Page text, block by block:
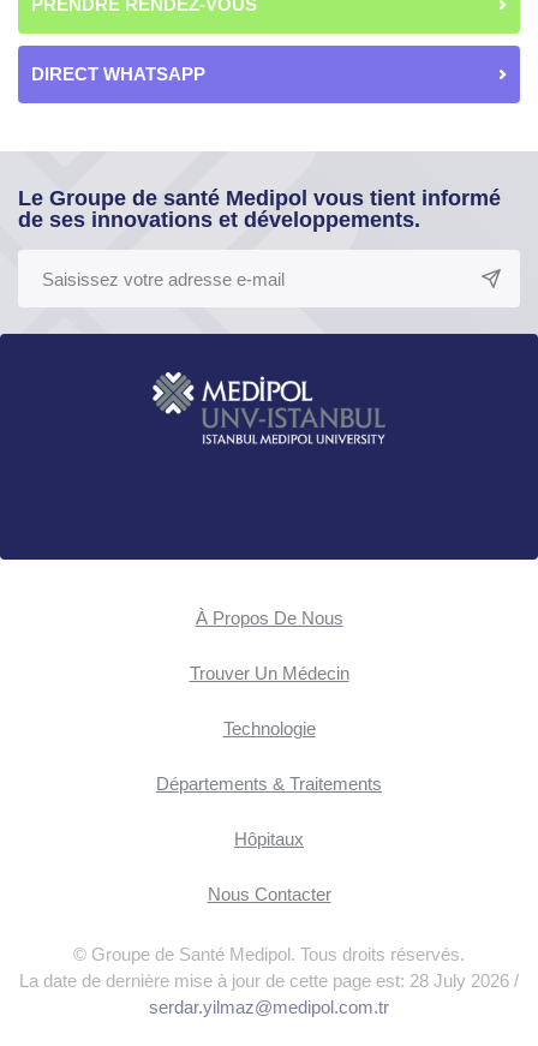
PRENDRE RENDEZ-VOUS
DIRECT WHATSAPP
Le Groupe de santé Medipol vous tient informé
de ses innovations et développements.
À Propos De Nous
Trouver Un Médecin
Technologie
Départements & Traitements
Hôpitaux
Nous Contacter
© Groupe de Santé Medipol. Tous droits réservés.
La date de dernière mise à jour de cette page est: 28 July 2026 /
serdar.yilmaz@medipol.com.tr